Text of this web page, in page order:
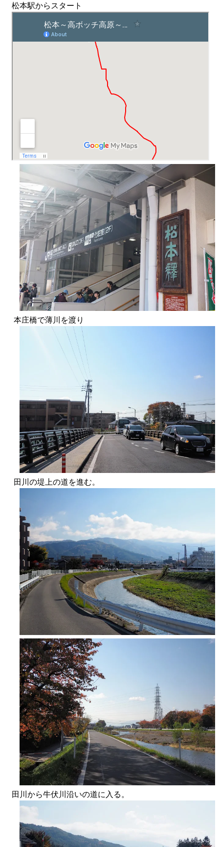
松本駅からスタート
本庄橋で薄川を渡り
田川の堤上の道を進む。
田川から牛伏川沿いの道に入る。